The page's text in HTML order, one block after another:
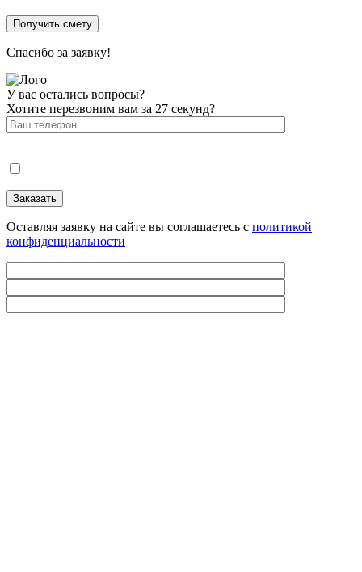
Спасибо за заявку!
У вас остались вопросы?
Хотите перезвоним вам за 27 секунд?
Оставляя заявку на сайте вы соглашаетесь с политикой
конфиденциальности